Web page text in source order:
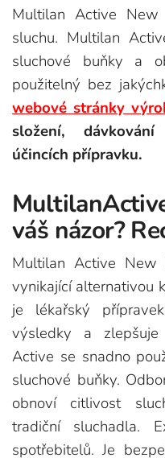
Multilan Active New
sluchu. Multilan
sluchové buňky a
použitelný bez
webové stránky
složení,
účincích přípravku.
váš názor?
Multilan Active
vynikající alternativou
je lékařský
výsledky a
Active se snadno
sluchové buňky.
obnoví citlivost
tradiční sluchadla.
spotřebitelů. Je